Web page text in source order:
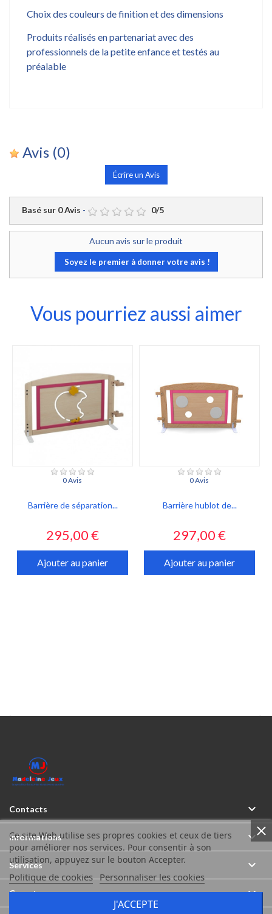
Choix des couleurs de finition et des dimensions
Produits réalisés en partenariat avec des
professionnels de la petite enfance et testés au
préalable
Avis (0)
Écrire un Avis
Basé sur 0Avis - 0/5
Aucun avis sur le produit
Soyez le premier à donner votre avis !
Vous pourriez aussi aimer
0 Avis
Barrière de séparation...
Prix
295,00 €
Ajouter au panier
0 Avis
Barrière hublot de...
Prix
297,00 €
Ajouter au panier
 
Contacts 
Ce site Web utilise ses propres cookies et ceux de tiers
pour améliorer nos services. Pour consentir à son
utilisation, appuyez sur le bouton Accepter.
Politique de cookies Personnaliser les cookies
J'ACCEPTE
Informations 
Services 
Compte 